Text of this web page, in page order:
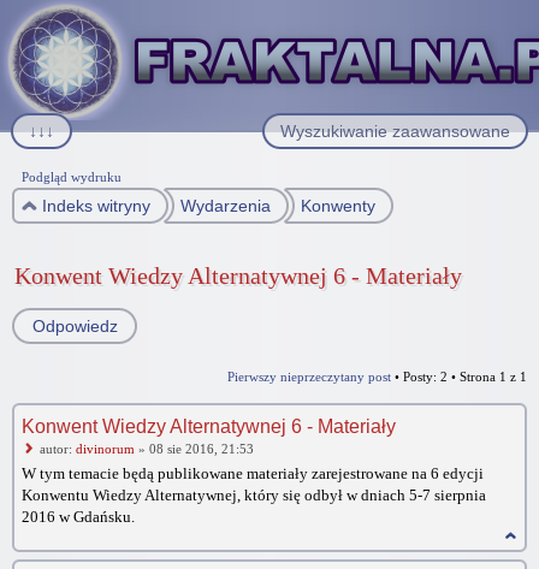
Wyszukiwanie zaawansowane
↓↓↓
Podgląd wydruku
Indeks witryny Wydarzenia Konwenty
Konwent Wiedzy Alternatywnej 6 - Materiały
Odpowiedz
Pierwszy nieprzeczytany post • Posty: 2 • Strona 1 z 1
Konwent Wiedzy Alternatywnej 6 - Materiały
autor: divinorum » 08 sie 2016, 21:53
W tym temacie będą publikowane materiały zarejestrowane na 6 edycji
Konwentu Wiedzy Alternatywnej, który się odbył w dniach 5-7 sierpnia
2016 w Gdańsku.